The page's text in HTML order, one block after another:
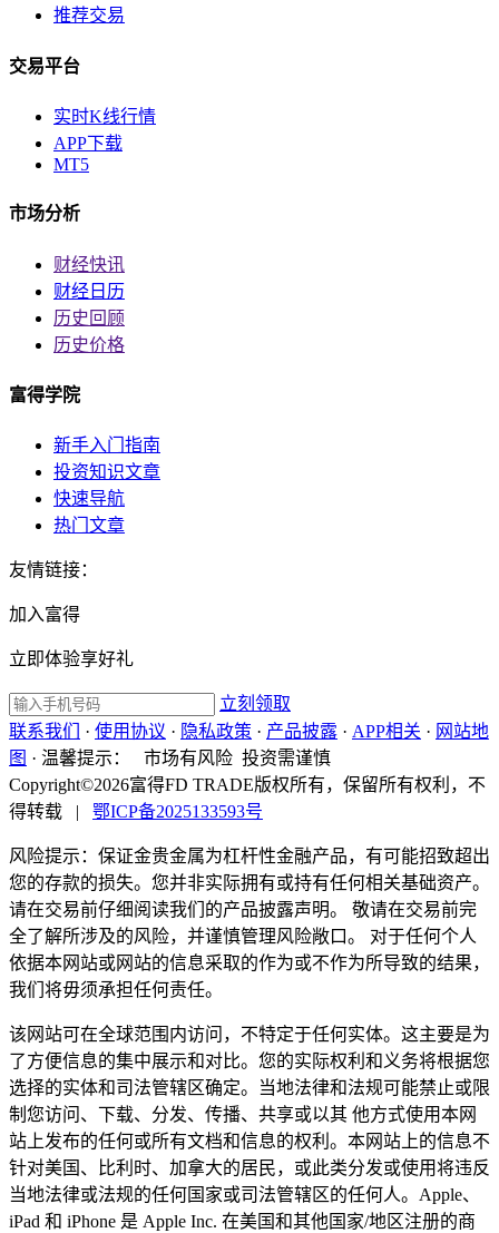
推荐交易
交易平台
实时K线行情
APP下载
MT5
市场分析
财经快讯
财经日历
历史回顾
历史价格
富得学院
新手入门指南
投资知识文章
快速导航
热门文章
友情链接：
加入富得
立即体验享好礼
立刻领取
联系我们
· 使用协议 · 隐私政策 · 产品披露 · APP相关 · 网站地
图 · 温馨提示：
市场有风险 投资需谨慎
Copyright©2026富得FD TRADE版权所有，保留所有权利，不
得转载
| 鄂ICP备2025133593号
风险提示：保证金贵金属为杠杆性金融产品，有可能招致超出
您的存款的损失。您并非实际拥有或持有任何相关基础资产。
请在交易前仔细阅读我们的产品披露声明。 敬请在交易前完
全了解所涉及的风险，并谨慎管理风险敞口。 对于任何个人
依据本网站或网站的信息采取的作为或不作为所导致的结果，
我们将毋须承担任何责任。
该网站可在全球范围内访问，不特定于任何实体。这主要是为
了方便信息的集中展示和对比。您的实际权利和义务将根据您
选择的实体和司法管辖区确定。当地法律和法规可能禁止或限
制您访问、下载、分发、传播、共享或以其 他方式使用本网
站上发布的任何或所有文档和信息的权利。本网站上的信息不
针对美国、比利时、加拿大的居民，或此类分发或使用将违反
当地法律或法规的任何国家或司法管辖区的任何人。Apple、
iPad 和 iPhone 是 Apple Inc. 在美国和其他国家/地区注册的商